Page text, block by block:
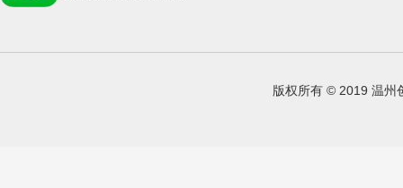
版权所有 © 2019 温